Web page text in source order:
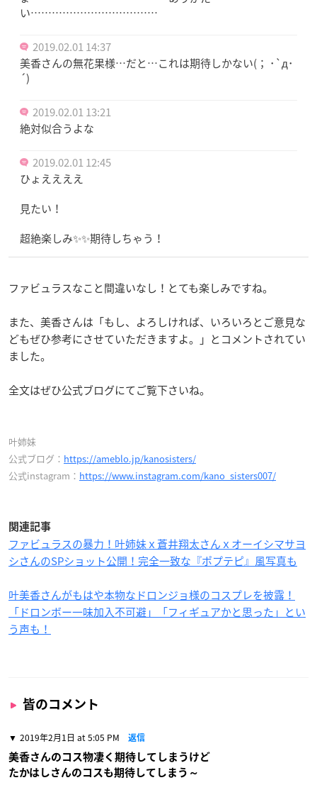
い………………………………
2019.02.01 14:37
美香さんの無花果様…だと…これは期待しかない(； ･`д･
´)
2019.02.01 13:21
絶対似合うよな
2019.02.01 12:45
ひょええええ
見たい！
超絶楽しみ✨✨期待しちゃう！
ファビュラスなこと間違いなし！とても楽しみですね。
また、美香さんは「もし、よろしければ、いろいろとご意見な
どもぜひ参考にさせていただきますよ。」とコメントされてい
ました。
全文はぜひ公式ブログにてご覧下さいね。
叶姉妹
公式ブログ： https://ameblo.jp/kanosisters/
公式instagram： https://www.instagram.com/kano_sisters007/
関連記事
ファビュラスの暴力！叶姉妹ｘ蒼井翔太さんｘオーイシマサヨ
シさんのSPショット公開！完全一致な『ポプテピ』風写真も
叶美香さんがもはや本物なドロンジョ様のコスプレを披露！
「ドロンボー一味加入不可避」「フィギュアかと思った」とい
う声も！
皆のコメント
2019年2月1日 at 5:05 PM 返信
美香さんのコス物凄く期待してしまうけど
たかはしさんのコスも期待してしまう～